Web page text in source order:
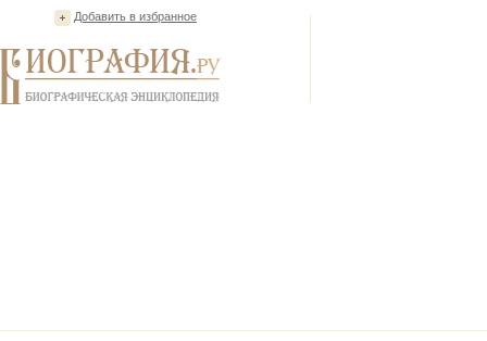
Добавить в избранное